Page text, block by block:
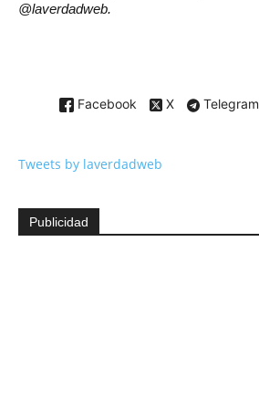
@laverdadweb.
Facebook X Telegram
Tweets by laverdadweb
Publicidad